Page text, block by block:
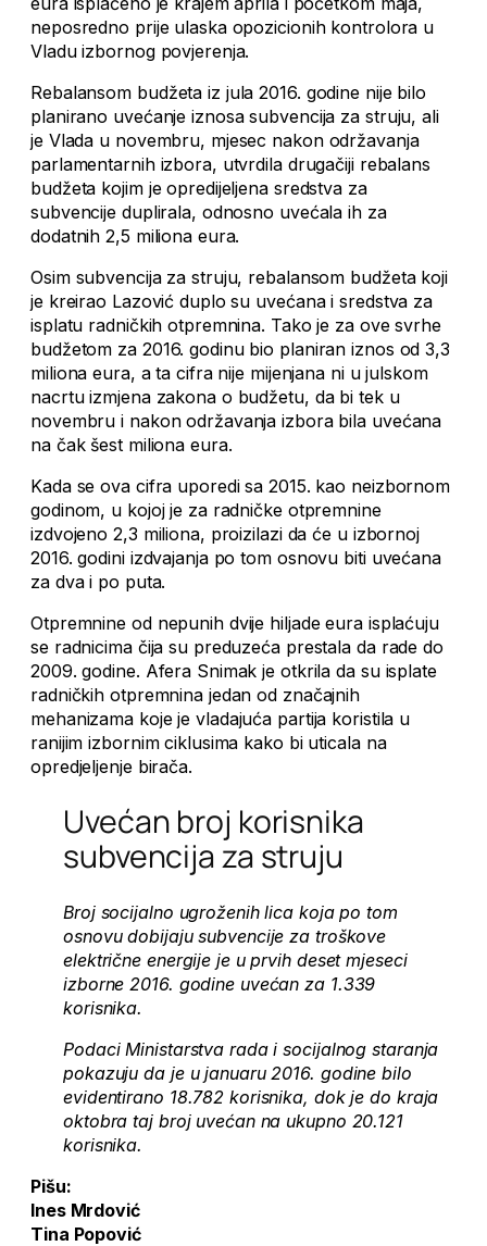
neposredno prije ulaska opozicionih kontrolora u
Vladu izbornog povjerenja.
Rebalansom budžeta iz jula 2016. godine nije bilo
planirano uvećanje iznosa subvencija za struju, ali
je Vlada u novembru, mjesec nakon održavanja
parlamentarnih izbora, utvrdila drugačiji rebalans
budžeta kojim je opredijeljena sredstva za
subvencije duplirala, odnosno uvećala ih za
dodatnih 2,5 miliona eura.
Osim subvencija za struju, rebalansom budžeta koji
je kreirao Lazović duplo su uvećana i sredstva za
isplatu radničkih otpremnina. Tako je za ove svrhe
budžetom za 2016. godinu bio planiran iznos od 3,3
miliona eura, a ta cifra nije mijenjana ni u julskom
nacrtu izmjena zakona o budžetu, da bi tek u
novembru i nakon održavanja izbora bila uvećana
na čak šest miliona eura.
Kada se ova cifra uporedi sa 2015. kao neizbornom
godinom, u kojoj je za radničke otpremnine
izdvojeno 2,3 miliona, proizilazi da će u izbornoj
2016. godini izdvajanja po tom osnovu biti uvećana
za dva i po puta.
Otpremnine od nepunih dvije hiljade eura isplaćuju
se radnicima čija su preduzeća prestala da rade do
2009. godine. Afera Snimak je otkrila da su isplate
radničkih otpremnina jedan od značajnih
mehanizama koje je vladajuća partija koristila u
ranijim izbornim ciklusima kako bi uticala na
opredjeljenje birača.
Uvećan broj korisnika
subvencija za struju
Broj socijalno ugroženih lica koja po tom
osnovu dobijaju subvencije za troškove
električne energije je u prvih deset mjeseci
izborne 2016. godine uvećan za 1.339
korisnika.
Podaci Ministarstva rada i socijalnog staranja
pokazuju da je u januaru 2016. godine bilo
evidentirano 18.782 korisnika, dok je do kraja
oktobra taj broj uvećan na ukupno 20.121
korisnika.
Pišu:
Ines Mrdović
Tina Popović